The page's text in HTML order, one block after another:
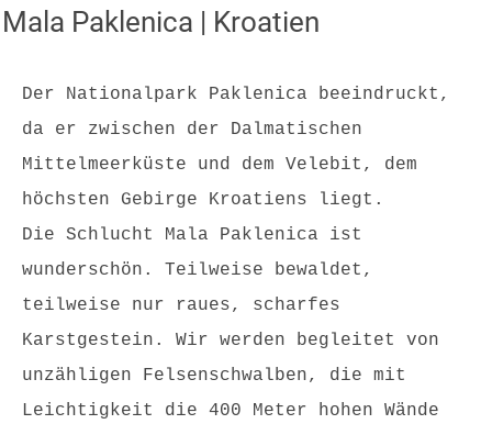
Mala Paklenica | Kroatien
Der Nationalpark Paklenica beeindruckt,
da er zwischen der Dalmatischen
Mittelmeerküste und dem Velebit, dem
höchsten Gebirge Kroatiens liegt.
Die Schlucht Mala Paklenica ist
wunderschön. Teilweise bewaldet,
teilweise nur raues, scharfes
Karstgestein. Wir werden begleitet von
unzähligen Felsenschwalben, die mit
Leichtigkeit die 400 Meter hohen Wände